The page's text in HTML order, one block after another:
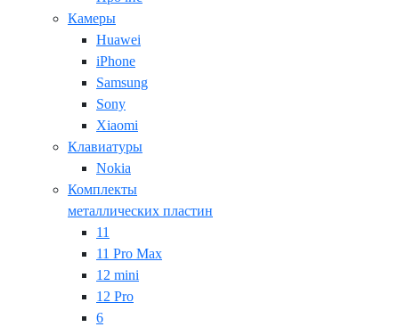
Камеры
Huawei
iPhone
Samsung
Sony
Xiaomi
Клавиатуры
Nokia
Комплекты
металлических пластин
11
11 Pro Max
12 mini
12 Pro
6